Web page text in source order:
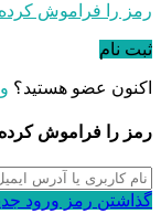
رمز را فراموش کرده
ثبت نام
اکنون عضو هستید؟
رمز را فراموش کرده
گذاشتن رمز ورود